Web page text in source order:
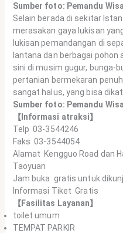
Sumber foto: Pemandu
Selain berada di sekitar
merasakan gaya lukisan
lukisan pemandangan di
lantana dan berbagai pohon
sini di musim gugur, bunga-
pertanian bermekaran
sangat halus, yang bisa
Sumber foto: Pemandu
【Informasi atraksi】
Telp 03-3544246
Faks 03-3544054
Alamat Kengguo Road dan
Taoyuan
Jam buka gratis untuk
Informasi Tiket Gratis
【Fasilitas Layanan】
toilet umum
TEMPAT PARKIR